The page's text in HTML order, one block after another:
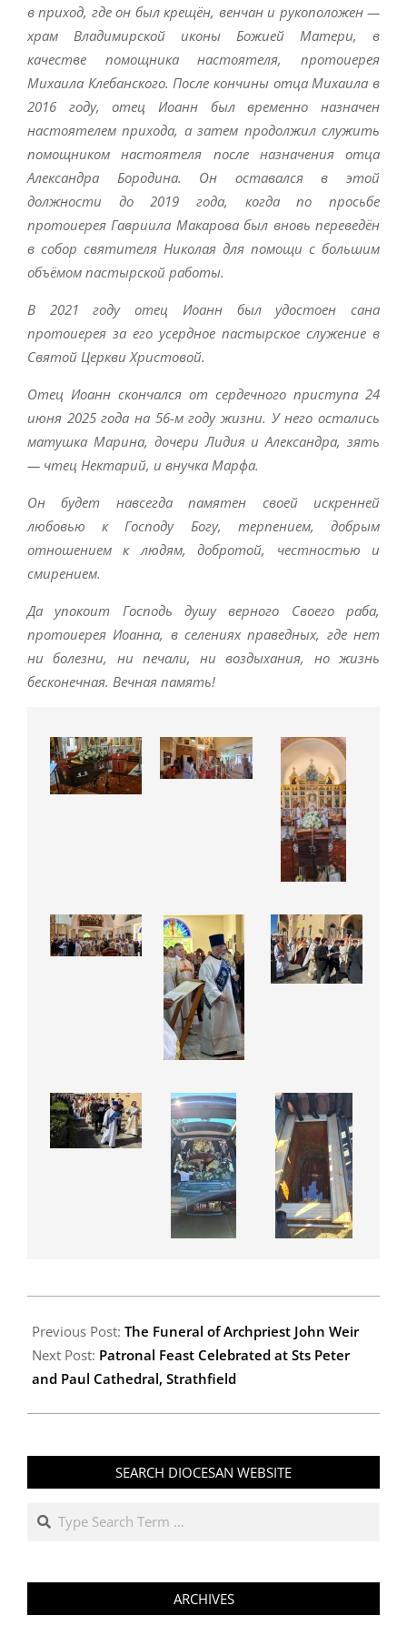
в приход, где он был крещён, венчан и рукоположен —
храм Владимирской иконы Божией Матери, в
качестве помощника настоятеля, протоиерея
Михаила Клебанского. После кончины отца Михаила в
2016 году, отец Иоанн был временно назначен
настоятелем прихода, а затем продолжил служить
помощником настоятеля после назначения отца
Александра Бородина. Он оставался в этой
должности до 2019 года, когда по просьбе
протоиерея Гавриила Макарова был вновь переведён
в собор святителя Николая для помощи с большим
объёмом пастырской работы.
В 2021 году отец Иоанн был удостоен сана
протоиерея за его усердное пастырское служение в
Святой Церкви Христовой.
Отец Иоанн скончался от сердечного приступа 24
июня 2025 года на 56-м году жизни. У него остались
матушка Марина, дочери Лидия и Александра, зять
— чтец Нектарий, и внучка Марфа.
Он будет навсегда памятен своей искренней
любовью к Господу Богу, терпением, добрым
отношением к людям, добротой, честностью и
смирением.
Да упокоит Господь душу верного Своего раба,
протоиерея Иоанна, в селениях праведных, где нет
ни болезни, ни печали, ни воздыхания, но жизнь
бесконечная. Вечная память!
07-
11
Previous Post: The Funeral of Archpriest John Weir
Next Post: Patronal Feast Celebrated at Sts Peter
and Paul Cathedral, Strathfield
SEARCH DIOCESAN WEBSITE
Search
ARCHIVES